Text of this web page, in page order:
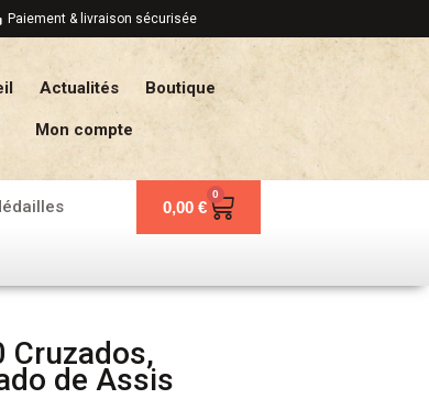
Paiement & livraison sécurisée
Actualités Boutique
Mon compte
0,00 €
0
Panier
Cruzados,
de Assis